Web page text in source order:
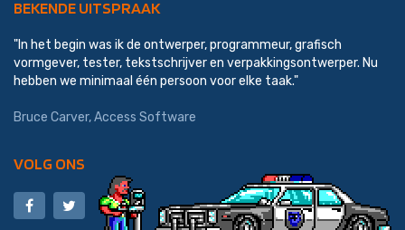
BEKENDE UITSPRAAK
"In het begin was ik de ontwerper, programmeur, grafisch
vormgever, tester, tekstschrijver en verpakkingsontwerper. Nu
hebben we minimaal één persoon voor elke taak."
Bruce Carver, Access Software
VOLG ONS